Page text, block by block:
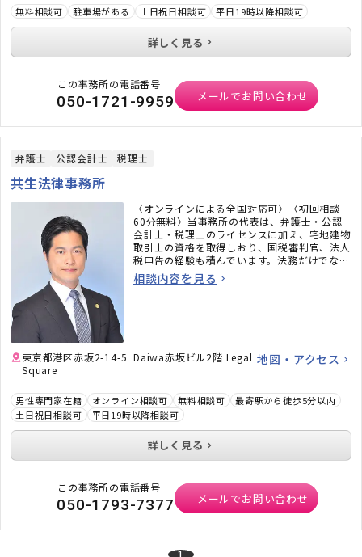
無料相談可 駐車場がある 土日祝日相談可 平日19時以降相談可
詳しく見る
この事務所の電話番号
050-1721-9959 メールでお問い合わせ
弁護士 公認会計士 税理士
共生法律事務所
〈オンラインによる全国対応可〉〈初回相談
60分無料〉当事務所の代表は、弁護士・公認
会計士・税理士のライセンスに加え、宅地建物
取引士の資格を取得しおり、国税審判官、法人
税申告の経験も積んでいます。法務だけでな
く、税務のことまで考えた包括的なサポートを
ご提供いたします。不動産・相続でお困りの
相談内容を見る
東京都港区赤坂2-14-5 Daiwa赤坂ビル2階 Legal
Square
地図・アクセス
男性専門家在籍 オンライン相談可 無料相談可
最寄駅から徒歩5分以内
土日祝日相談可
平日19時以降相談可
詳しく見る
この事務所の電話番号
050-1793-7377 メールでお問い合わせ
1